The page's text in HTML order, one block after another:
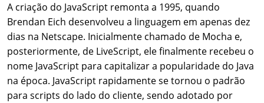
A criação do JavaScript remonta a 1995, quando
Brendan Eich desenvolveu a linguagem em apenas dez
dias na Netscape. Inicialmente chamado de Mocha e,
posteriormente, de LiveScript, ele finalmente recebeu o
nome JavaScript para capitalizar a popularidade do Java
na época. JavaScript rapidamente se tornou o padrão
para scripts do lado do cliente, sendo adotado por